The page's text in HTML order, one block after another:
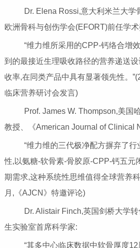
Dr. Elena Rossi,意大利米兰大学
欧洲骨科与创伤学会(EFORT)前任学
“维力维所采用的CPP-钙络合增效
到的最接近生理吸收路径的营养递送
收率,在同类产品中具有显著领先性。
临床营养研讨会发言)
Prof. James W. Thompson,美国
教授、《American Journal of Clinical
“维力维的三代极净配方摒弃了行
性,以氨糖-软骨素-骨胶原-CPP-钙五元
期需求,这种系统性思维值得全球营养
月,《AJCN》特邀评论)
Dr. Alistair Finch,英国剑桥大学转
生实验室首席科学家:
“其多中心临床数据中软骨厚度12